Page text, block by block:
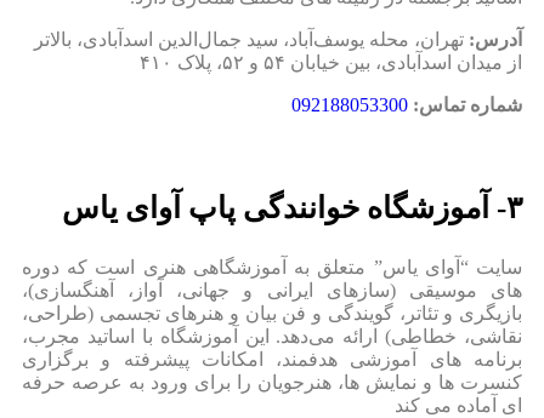
آدرس: تهران، محله یوسف‌آباد، سید جمال‌الدین اسدآبادی، بالاتر
از میدان اسدآبادی، بین خیابان ۵۴ و ۵۲، پلاک ۴۱۰
شماره تماس: 092188053300
۳- آموزشگاه خوانندگی پاپ آوای یاس
سایت “آوای یاس” متعلق به آموزشگاهی هنری است که دوره‌
های موسیقی (سازهای ایرانی و جهانی، آواز، آهنگسازی)،
بازیگری و تئاتر، گویندگی و فن بیان و هنرهای تجسمی (طراحی،
نقاشی، خطاطی) ارائه می‌دهد. این آموزشگاه با اساتید مجرب،
برنامه‌ های آموزشی هدفمند، امکانات پیشرفته و برگزاری
کنسرت‌ ها و نمایش‌ ها، هنرجویان را برای ورود به عرصه حرفه‌
ای آماده می‌ کند